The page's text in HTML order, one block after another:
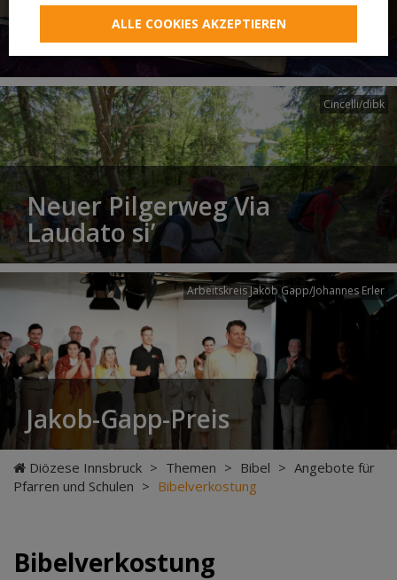
Bibel
Cincelli/dibk
Neuer Pilgerweg Via
Laudato si’
Arbeitskreis Jakob Gapp/Johannes Erler
Jakob-Gapp-Preis
Diözese Innsbruck > Themen > Bibel > Angebote für
Pfarren und Schulen > Bibelverkostung
Bibelverkostung
ALLE COOKIES AKZEPTIEREN